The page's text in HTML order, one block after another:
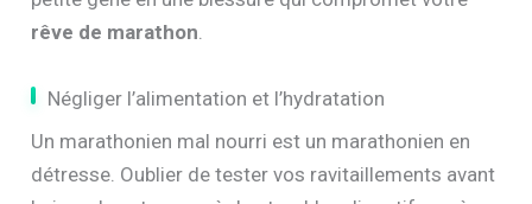
rêve de marathon.
Négliger l’alimentation et l’hydratation
Un marathonien mal nourri est un marathonien en
détresse. Oublier de tester vos ravitaillements avant